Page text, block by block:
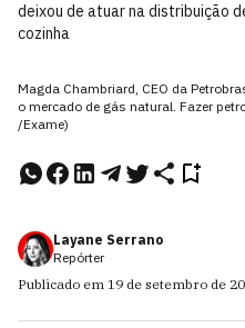
deixou de atuar na distribuição
cozinha
Magda Chambriard, CEO da
o mercado de gás natural. Fazer
/Exame)
Layane Serrano
Repórter
Publicado em 19 de setembro de